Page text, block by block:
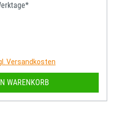
Versandkosten
WARENKORB